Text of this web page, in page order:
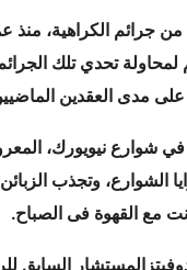
دفعهم لمحاولة تحدي تلك
على مدى العقدين
شوارع نيويورك،
الشوارع، وتجذب
مع القهوة فى الصباح.
السابق